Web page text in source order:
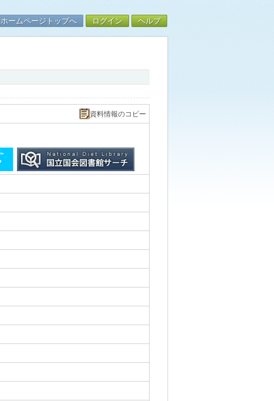
ホームページトップへ ログイン ヘルプ
資料情報のコピー